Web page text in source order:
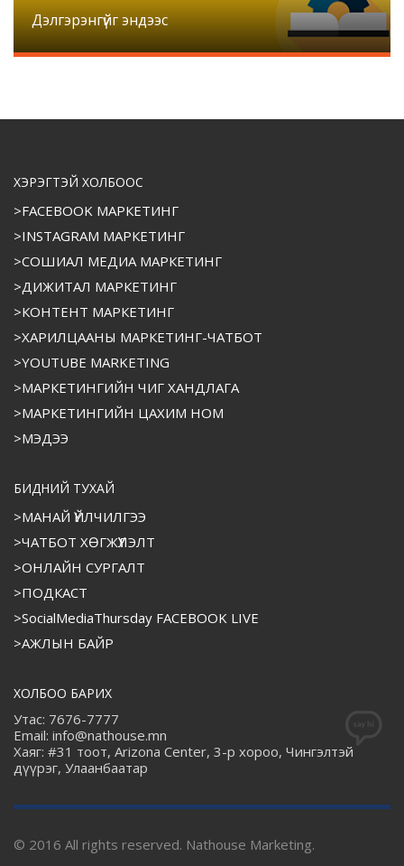
Дэлгэрэнгүйг эндээс
ХЭРЭГТЭЙ ХОЛБООС
>FACEBOOK МАРКЕТИНГ
>INSTAGRAM МАРКЕТИНГ
>СОШИАЛ МЕДИА МАРКЕТИНГ
>ДИЖИТАЛ МАРКЕТИНГ
>КОНТЕНТ МАРКЕТИНГ
>ХАРИЛЦААНЫ МАРКЕТИНГ-ЧАТБОТ
>YOUTUBE MARKETING
>МАРКЕТИНГИЙН ЧИГ ХАНДЛАГА
>МАРКЕТИНГИЙН ЦАХИМ НОМ
>МЭДЭЭ
БИДНИЙ ТУХАЙ
>МАНАЙ ҮЙЛЧИЛГЭЭ
>ЧАТБОТ ХӨГЖҮҮЛЭЛТ
>ОНЛАЙН СУРГАЛТ
>ПОДКАСТ
>SocialMediaThursday FACEBOOK LIVE
>АЖЛЫН БАЙР
ХОЛБОО БАРИХ
Утас: 7676-7777
Email: info@nathouse.mn
Хаяг: #31 тоот, Arizona Center, 3-р хороо, Чингэлтэй
дүүрэг, Улаанбаатар
© 2016 All rights reserved. Nathouse Marketing.